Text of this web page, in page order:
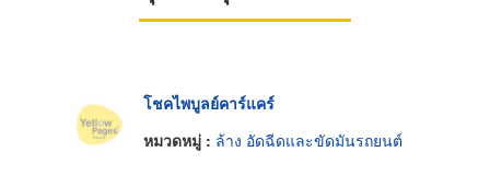
โชคไพบูลย์คาร์แคร์
หมวดหมู่ : ล้าง อัดฉีดและขัดมันรถยนต์